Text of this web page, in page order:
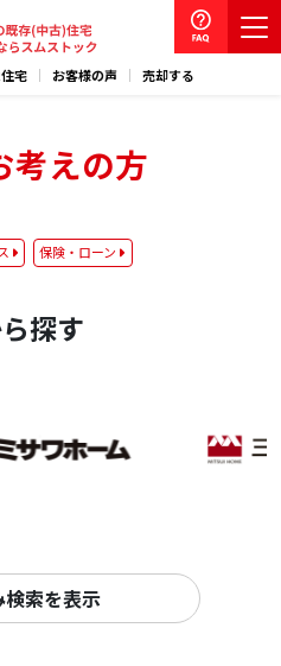
宅 お客様の声 売却する
考えの方
保険・ローン
探す
索を表示